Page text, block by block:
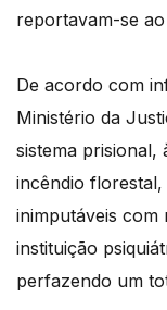
reportavam-se
De acordo com
Ministério da
sistema prisional,
incêndio
inimputáveis com
instituição
perfazendo um